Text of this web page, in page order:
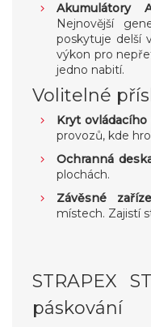
Akumulátory
Nejnovější
poskytuje delší
výkon pro
jedno nabití.
Volitelné
Kryt
provozů, kde
Ochranná
plochách.
Závěsné
místech. Zajistí
STRAPEX
páskování